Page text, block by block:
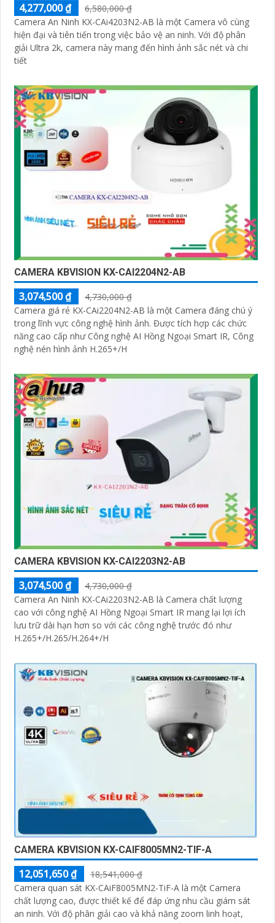
4,277,000 ₫
6,580,000 ₫
Camera An Ninh KX-CAi4203N2-AB là một Camera vô cùng
hiện đại và tiên tiến trong việc bảo vệ an ninh. Với độ phân
giải Ultra 2k, camera này mang đến hình ảnh sắc nét và chi
tiết
CAMERA KBVISION KX-CAI2204N2-AB
3,074,500 ₫
4,730,000 ₫
Camera giá rẻ KX-CAi2204N2-AB là một Camera đáng chú ý
trong lĩnh vực công nghệ hình ảnh. Được tích hợp các chức
năng cao cấp như Công nghệ AI Hồng Ngoại Smart IR, Công
nghệ nén hình ảnh H.265+/H
CAMERA KBVISION KX-CAI2203N2-AB
3,074,500 ₫
4,730,000 ₫
Camera An Ninh KX-CAi2203N2-AB là Camera chất lượng
cao với công nghệ AI Hồng Ngoại Smart IR mang lại lợi ích
lưu trữ dài hạn hơn so với các công nghệ trước đó như
H.265+/H.265/H.264+/H
CAMERA KBVISION KX-CAIF8005MN2-TIF-A
12,051,650 ₫
18,541,000 ₫
Camera quan sát KX-CAiF8005MN2-TiF-A là một Camera
chất lượng cao, được thiết kế để đáp ứng nhu cầu giám sát
an ninh. Với độ phân giải cao và khả năng zoom linh hoạt,